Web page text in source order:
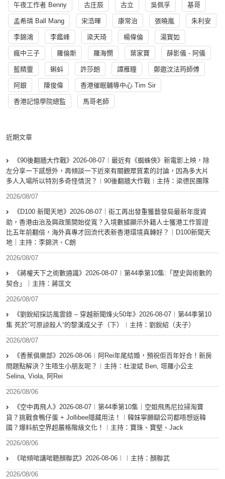
午夜工作者 Benny 古庄辰 古立 吳佩孚 基哥
孟希璘 Ball Mang 宋浩暉 康常治 張曉嵐 朱利安
李錦鴻 李鑑峰 梁天琦 楊偉倫 湯寳如
瘋中三子 羅倫斯 羅海憫 葉家寶 薛影儀 - 阿儀
藍精靈 蝌蚪 許莎朗 譚雁瞳 鄭遨汶法筠師傅
阿銀 陳俊偉 香港催眠輔導中心 Tim Sir
香港記憶學院總監 馬哥老師
近期文章
《90後翻牆大作戰》2026-08-07︱最近有《蜘蛛俠》新電影上映，除
左分享一下感想外，再傾談一下近來有關觀眾質素的討論，因為多大片
多人入場所以特別多奇怪情況？︱90後翻牆大作戰︱主持：梁德民團隊
2026/08/07
《D100 新聞天地》2026-08-07｜街工再出發重獲藝發局最新年度資
助，香港由治及興政策開始從寬？入境數據顯示外籍人士獲港工作簽證
比五年前翻倍，海外真專才回流代表新香港環境真轉好？｜D100新聞天
地｜主持：李錦洪、C朗
2026/08/07
《蔣權天下之術數通識》2026-08-07︱第44季第10集:「歴史與術數的
契合」｜主持：蔣匡文
2026/08/07
《劉銳紹採訪風雲錄 – 穿越新聞烽火50年》2026-08-07︱第44季第10
集 死於”可原諒殺人“的黎漢成父子（下）︱主持：劉銳紹（夫子）
2026/08/07
《香蕉俱樂部》2026-08-06︱阿Rei年尾結婚，預祝佢百年好合！新房
問題點解決？生唔生小朋友呢？︱主持：杜浚斌 Ben, 塔羅小公主
Selina, Viola, 阿Rei
2026/08/06
《空中再飛人》2026-08-07︱第44季第10集｜空姐飛馬尼拉掃淘寶
貨？挑戰食鴨仔蛋 + Jollibee隱藏用法！︱韓妹寧願瞓公司都唔想返韓
國？爆料航空界超嚴格階級文化！︱主持：寶珠、寶堅、Jack
2026/08/06
《啱傾啱講啱聽顏聯武》2026-08-06︱︱主持：顏聯武
2026/08/06